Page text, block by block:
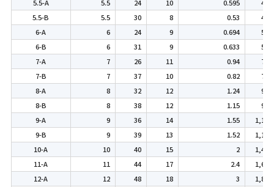
5.5-A
5.5 24 10 0.595
400
5.5-B
5.5 30 8 0.53
400
6-A
6 24 9 0.694
500
6-B
6 31 9 0.633
500
7-A
7 26 11 0.94
700
7-B
7 37 10 0.82
700
8-A
8 32 12 1.24
900
8-B
8 38 12 1.15
900
9-A
9 36 14 1.55
1,100
9-B
9 39 13 1.52
1,100
10-A
10 40 15 2
1,400
11-A
11 44 17 2.4
1,600
12-A
12 48 18 3
1,800